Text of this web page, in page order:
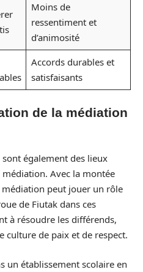
Moins de
ressentiment et
d’animosité
Accords durables et
satisfaisants
de la médiation
également des lieux
médiation. Avec la montée
médiation peut jouer un rôle
de Fiutak dans ces
à résoudre les différends,
culture de paix et de respect.
un établissement scolaire en